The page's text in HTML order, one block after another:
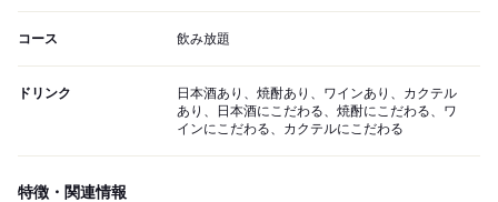
コース 飲み放題
ドリンク
日本酒あり、焼酎あり、ワインあり、カクテル
あり、日本酒にこだわる、焼酎にこだわる、ワ
インにこだわる、カクテルにこだわる
特徴・関連情報